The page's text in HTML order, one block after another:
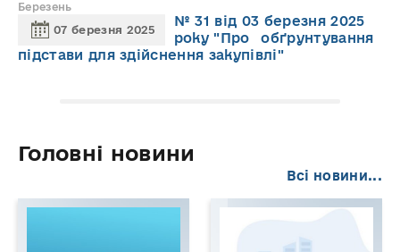
Березень
07 березня 2025
№ 31 від 03 березня 2025
року "Про обґрунтування
підстави для здійснення закупівлі"
Головні новини
Всі новини...